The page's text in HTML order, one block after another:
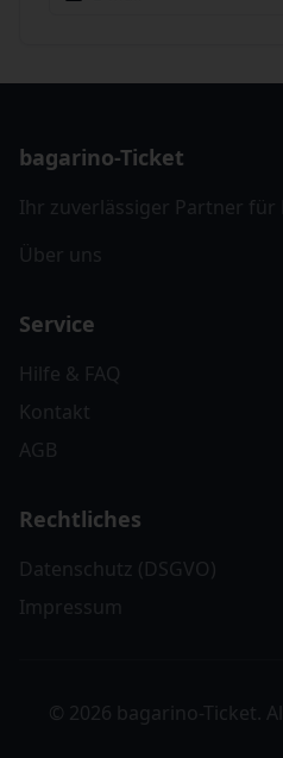
bagarino-Ticket
Ihr zuverlässiger Partner für
Über uns
Service
Hilfe & FAQ
Kontakt
AGB
Rechtliches
Datenschutz (DSGVO)
Impressum
© 2026 bagarino-Ticket.